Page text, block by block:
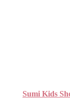
Sumi Kids